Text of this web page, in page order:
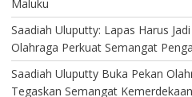
Maluku
Saadiah Uluputty: Lapas Harus
Olahraga Perkuat Semangat
Saadiah Uluputty Buka Pekan
Tegaskan Semangat